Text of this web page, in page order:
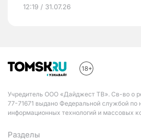
12:19 / 31.07.26
Учредитель ООО «Дайджест ТВ». Св-во о
77-71671 выдано Федеральной службой по
информационных технологий и массовых
Разделы